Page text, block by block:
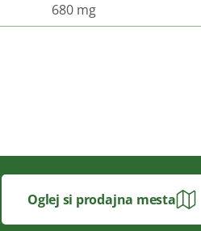
680 mg
Oglej si prodajna mesta